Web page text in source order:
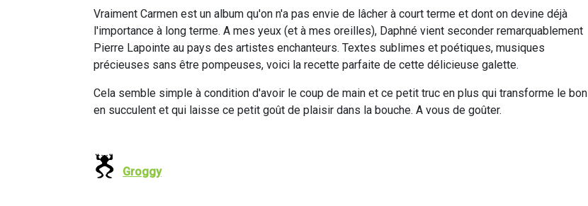
Vraiment Carmen est un album qu'on n'a pas envie de lâcher à court terme et dont on devine déjà
l'importance à long terme. A mes yeux (et à mes oreilles), Daphné vient seconder remarquablement
Pierre Lapointe au pays des artistes enchanteurs. Textes sublimes et poétiques, musiques
précieuses sans être pompeuses, voici la recette parfaite de cette délicieuse galette.
Cela semble simple à condition d'avoir le coup de main et ce petit truc en plus qui transforme le bon
en succulent et qui laisse ce petit goût de plaisir dans la bouche. A vous de goûter.
Groggy